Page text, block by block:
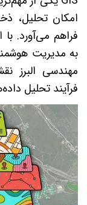
امکان تحلیل،
فراهم می‌آورد.
به مدیریت
مهندسی البرز
فرآیند تحلیل